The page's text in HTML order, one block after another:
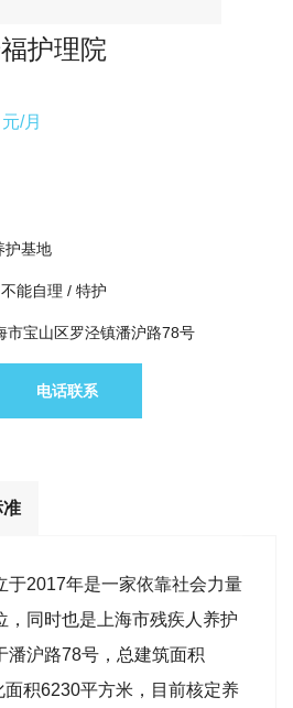
护理院
/月
护基地
能自理 / 特护
市宝山区罗泾镇潘沪路78号
电话联系
准
于2017年是一家依靠社会力量
，同时也是上海市残疾人养护
潘沪路78号，总建筑面积
积6230平方米，目前核定养